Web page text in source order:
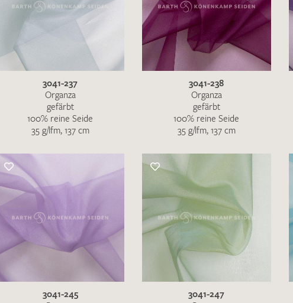
3041-237
Organza
gefärbt
100% reine Seide
35 g/lfm, 137 cm
3041-238
Organza
gefärbt
100% reine Seide
35 g/lfm, 137 cm
3041-245
3041-247